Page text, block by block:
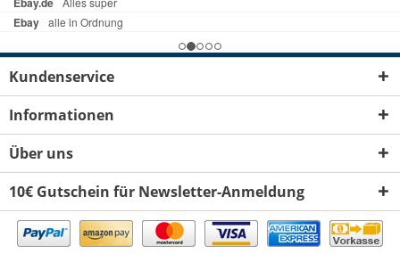
Kundenservice
Informationen
Über uns
10€ Gutschein für Newsletter-Anmeldung